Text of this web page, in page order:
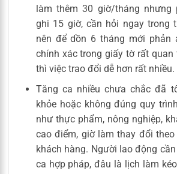
làm thêm 30 giờ/tháng nhưng
ghi 15 giờ, cần hỏi ngay trong
nên để dồn 6 tháng mới phản
chính xác trong giấy tờ rất quan
thì việc trao đổi dễ hơn rất nhiều.
Tăng ca nhiều chưa chắc đã
khỏe hoặc không đúng quy
như thực phẩm, nông nghiệp,
cao điểm, giờ làm thay đổi
khách hàng. Người lao động
ca hợp pháp, đâu là lịch làm